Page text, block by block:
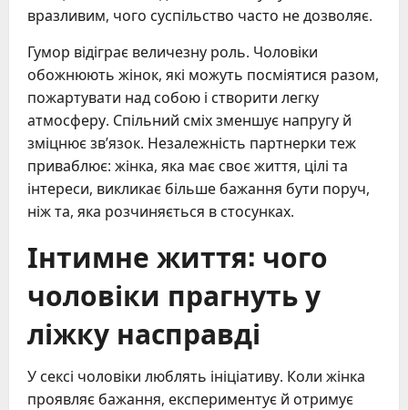
вразливим, чого суспільство часто не дозволяє.
Гумор відіграє величезну роль. Чоловіки
обожнюють жінок, які можуть посміятися разом,
пожартувати над собою і створити легку
атмосферу. Спільний сміх зменшує напругу й
зміцнює зв’язок. Незалежність партнерки теж
приваблює: жінка, яка має своє життя, цілі та
інтереси, викликає більше бажання бути поруч,
ніж та, яка розчиняється в стосунках.
Інтимне життя: чого
чоловіки прагнуть у
ліжку насправді
У сексі чоловіки люблять ініціативу. Коли жінка
проявляє бажання, експериментує й отримує